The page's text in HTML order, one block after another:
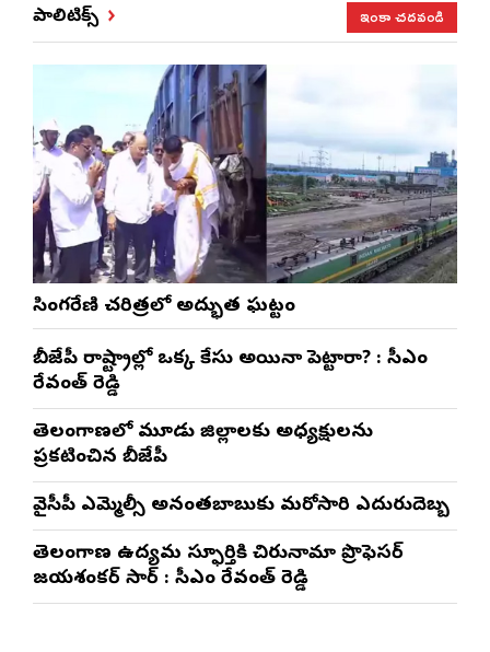
పాలిటిక్స్ ఇంకా చదవండి
సింగరేణి చరిత్రలో అద్భుత ఘట్టం
బీజేపీ రాష్ట్రాల్లో ఒక్క కేసు అయినా పెట్టారా? : సీఎం
రేవంత్ రెడ్డి
తెలంగాణలో మూడు జిల్లాలకు అధ్యక్షులను
ప్రకటించిన బీజేపీ
వైసీపీ ఎమ్మెల్సీ అనంతబాబుకు మరోసారి ఎదురుదెబ్బ
తెలంగాణ ఉద్యమ స్ఫూర్తికి చిరునామా ప్రొఫెసర్
జయశంకర్ సార్ : సీఎం రేవంత్ రెడ్డి